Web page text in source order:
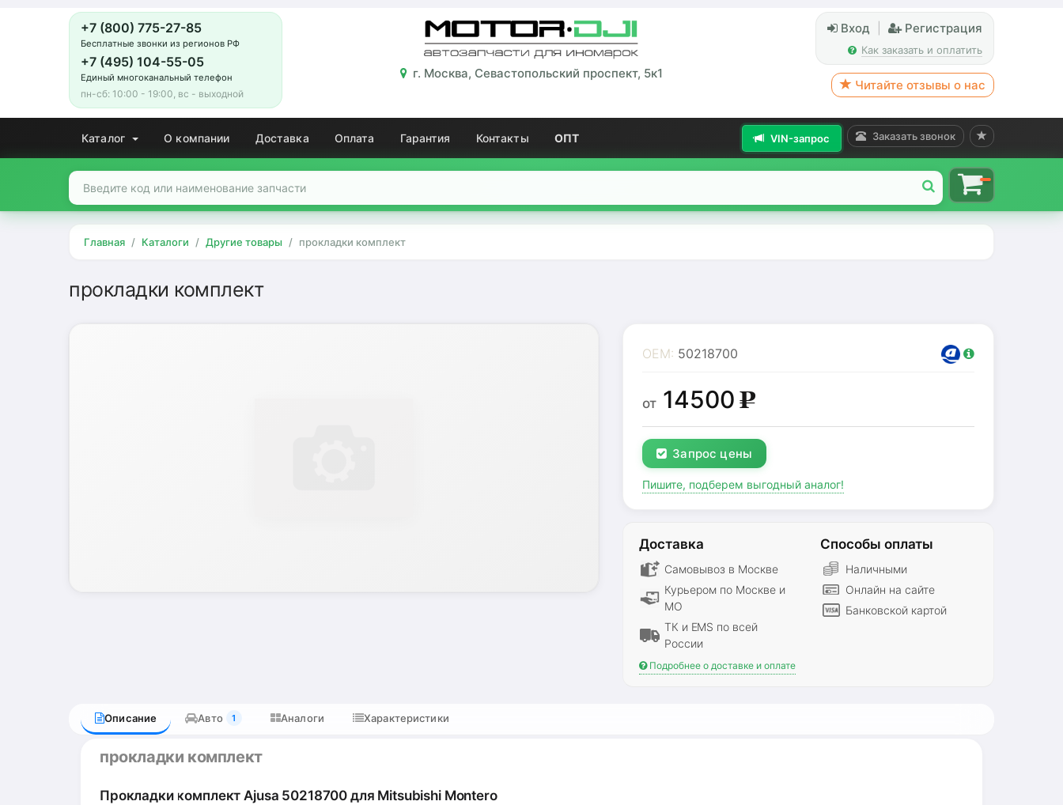
+7 (800) 775-27-85
Бесплатные звонки из регионов РФ
+7 (495) 104-55-05
Единый многоканальный телефон
пн-сб: 10:00 - 19:00, вс - выходной
г. Москва, Севастопольский проспект, 5к1
Вход Регистрация
Как заказать и оплатить
Читайте отзывы о нас
Каталог О компании Доставка Оплата Гарантия Контакты ОПТ Заказать звонок
VIN-запрос
Главная Каталоги Другие товары прокладки комплект
прокладки комплект
OEM: 50218700
от 14500g
Запрос цены
Пишите, подберем выгодный аналог!
Доставка
Самовывоз в Москве
Курьером по Москве и
МО
ТК и EMS по всей
России
Способы оплаты
Наличными
Онлайн на сайте
Банковской картой
Подробнее о доставке и оплате
Описание Авто 1 Аналоги Характеристики
прокладки комплект
Прокладки комплект Ajusa 50218700 для Mitsubishi Montero